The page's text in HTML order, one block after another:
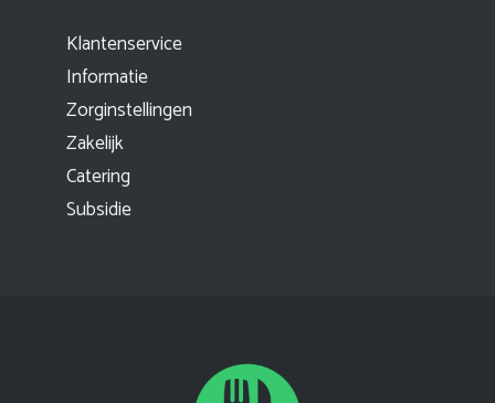
Klantenservice
Informatie
Zorginstellingen
Zakelijk
Catering
Subsidie